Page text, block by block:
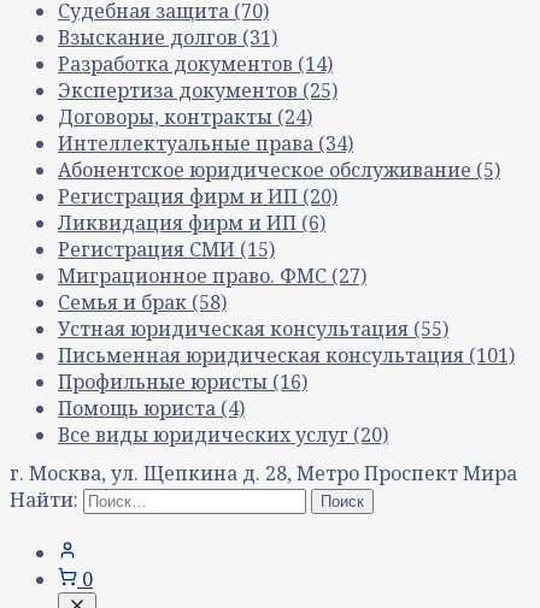
Судебная защита (70)
Взыскание долгов (31)
Разработка документов (14)
Экспертиза документов (25)
Договоры, контракты (24)
Интеллектуальные права (34)
Абонентское юридическое обслуживание (5)
Регистрация фирм и ИП (20)
Ликвидация фирм и ИП (6)
Регистрация СМИ (15)
Миграционное право. ФМС (27)
Семья и брак (58)
Устная юридическая консультация (55)
Письменная юридическая консультация (101)
Профильные юристы (16)
Помощь юриста (4)
Все виды юридических услуг (20)
г. Москва, ул. Щепкина д. 28, Метро Проспект Мира
Найти:
0